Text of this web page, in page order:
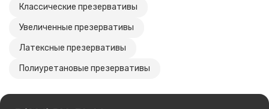
Классические презервативы
Увеличенные презервативы
Латексные презервативы
Полиуретановые презервативы